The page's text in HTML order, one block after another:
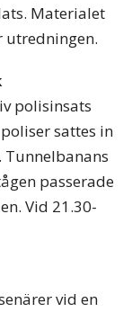
Materialet
utredningen.
polisinsats
sattes in
Tunnelbanans
passerade
Vid 21.30-
vid en